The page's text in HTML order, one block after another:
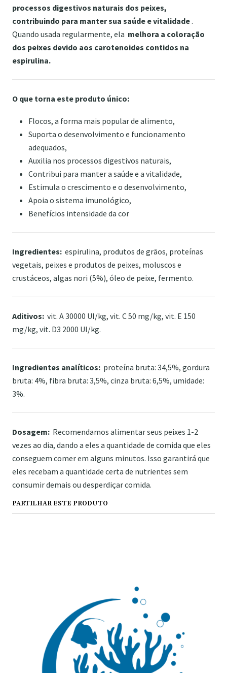
processos digestivos naturais dos peixes,
contribuindo para manter sua saúde e vitalidade.
Quando usada regularmente, ela melhora a coloração
dos peixes devido aos carotenoides contidos na
espirulina.
O que torna este produto único:
Flocos, a forma mais popular de alimento,
Suporta o desenvolvimento e funcionamento
adequados,
Auxilia nos processos digestivos naturais,
Contribui para manter a saúde e a vitalidade,
Estimula o crescimento e o desenvolvimento,
Apoia o sistema imunológico,
Benefícios intensidade da cor
Ingredientes: espirulina, produtos de grãos, proteínas
vegetais, peixes e produtos de peixes, moluscos e
crustáceos, algas nori (5%), óleo de peixe, fermento.
Aditivos: vit. A 30000 UI/kg, vit. C 50 mg/kg, vit. E 150
mg/kg, vit. D3 2000 UI/kg.
Ingredientes analíticos: proteína bruta: 34,5%, gordura
bruta: 4%, fibra bruta: 3,5%, cinza bruta: 6,5%, umidade:
3%.
Dosagem: Recomendamos alimentar seus peixes 1-2
vezes ao dia, dando a eles a quantidade de comida que eles
conseguem comer em alguns minutos. Isso garantirá que
eles recebam a quantidade certa de nutrientes sem
consumir demais ou desperdiçar comida.
PARTILHAR ESTE PRODUTO